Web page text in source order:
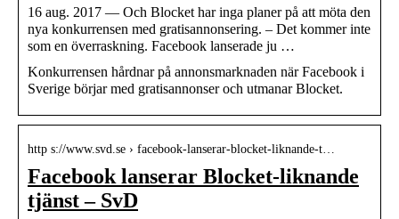
16 aug. 2017 — Och Blocket har inga planer på att möta den
nya konkurrensen med gratisannonsering. – Det kommer inte
som en överraskning. Facebook lanserade ju …
Konkurrensen hårdnar på annonsmarknaden när Facebook i
Sverige börjar med gratisannonser och utmanar Blocket.
http s://www.svd.se › facebook-lanserar-blocket-liknande-t…
Facebook lanserar Blocket-liknande
tjänst – SvD